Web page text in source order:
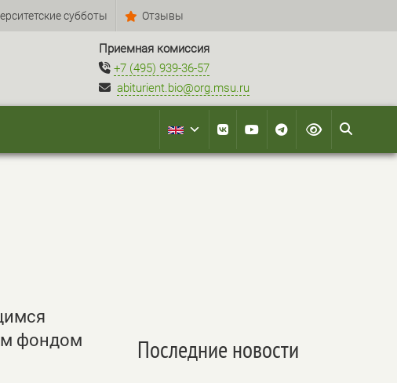
субботы Отзывы
Приемная комиссия
+7 (495) 939-36-57
abiturient.bio@org.msu.ru
фондом
Последние новости